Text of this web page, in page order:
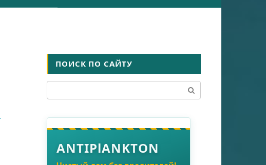
ПОИСК ПО САЙТУ
ANTIPlANKTON